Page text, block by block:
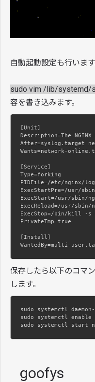
自動起動設定も行います
sudo vim /lib/systemd/
容を書き込みます。
[Unit]
Description=The
After=syslog.target
Wants=network-
[Service]
Type=forking
PIDFile=/etc/nginx/
ExecStartPre=/usr/
ExecStart=/usr/sbin/
ExecReload=/usr/
ExecStop=/bin/kill -s
PrivateTmp=true
[Install]
WantedBy=multi-
保存したら以下のコマ
します。
sudo systemctl
sudo systemctl
sudo systemctl start
goofys